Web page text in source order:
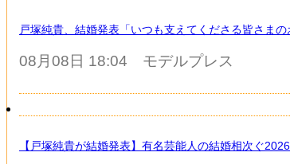
戸塚純貴、結婚発表「いつも支えてくださる皆さま
08月08日 18:04 モデルプレス
【戸塚純貴が結婚発表】有名芸能人の結婚相次ぐ